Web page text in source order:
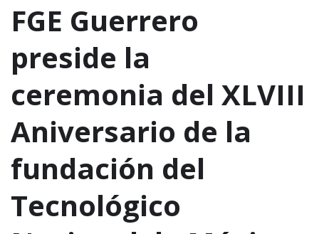
FGE Guerrero
preside la
ceremonia del XLVIII
Aniversario de la
fundación del
Tecnológico